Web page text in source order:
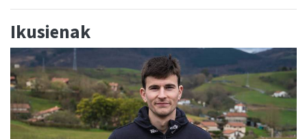
Ikusienak